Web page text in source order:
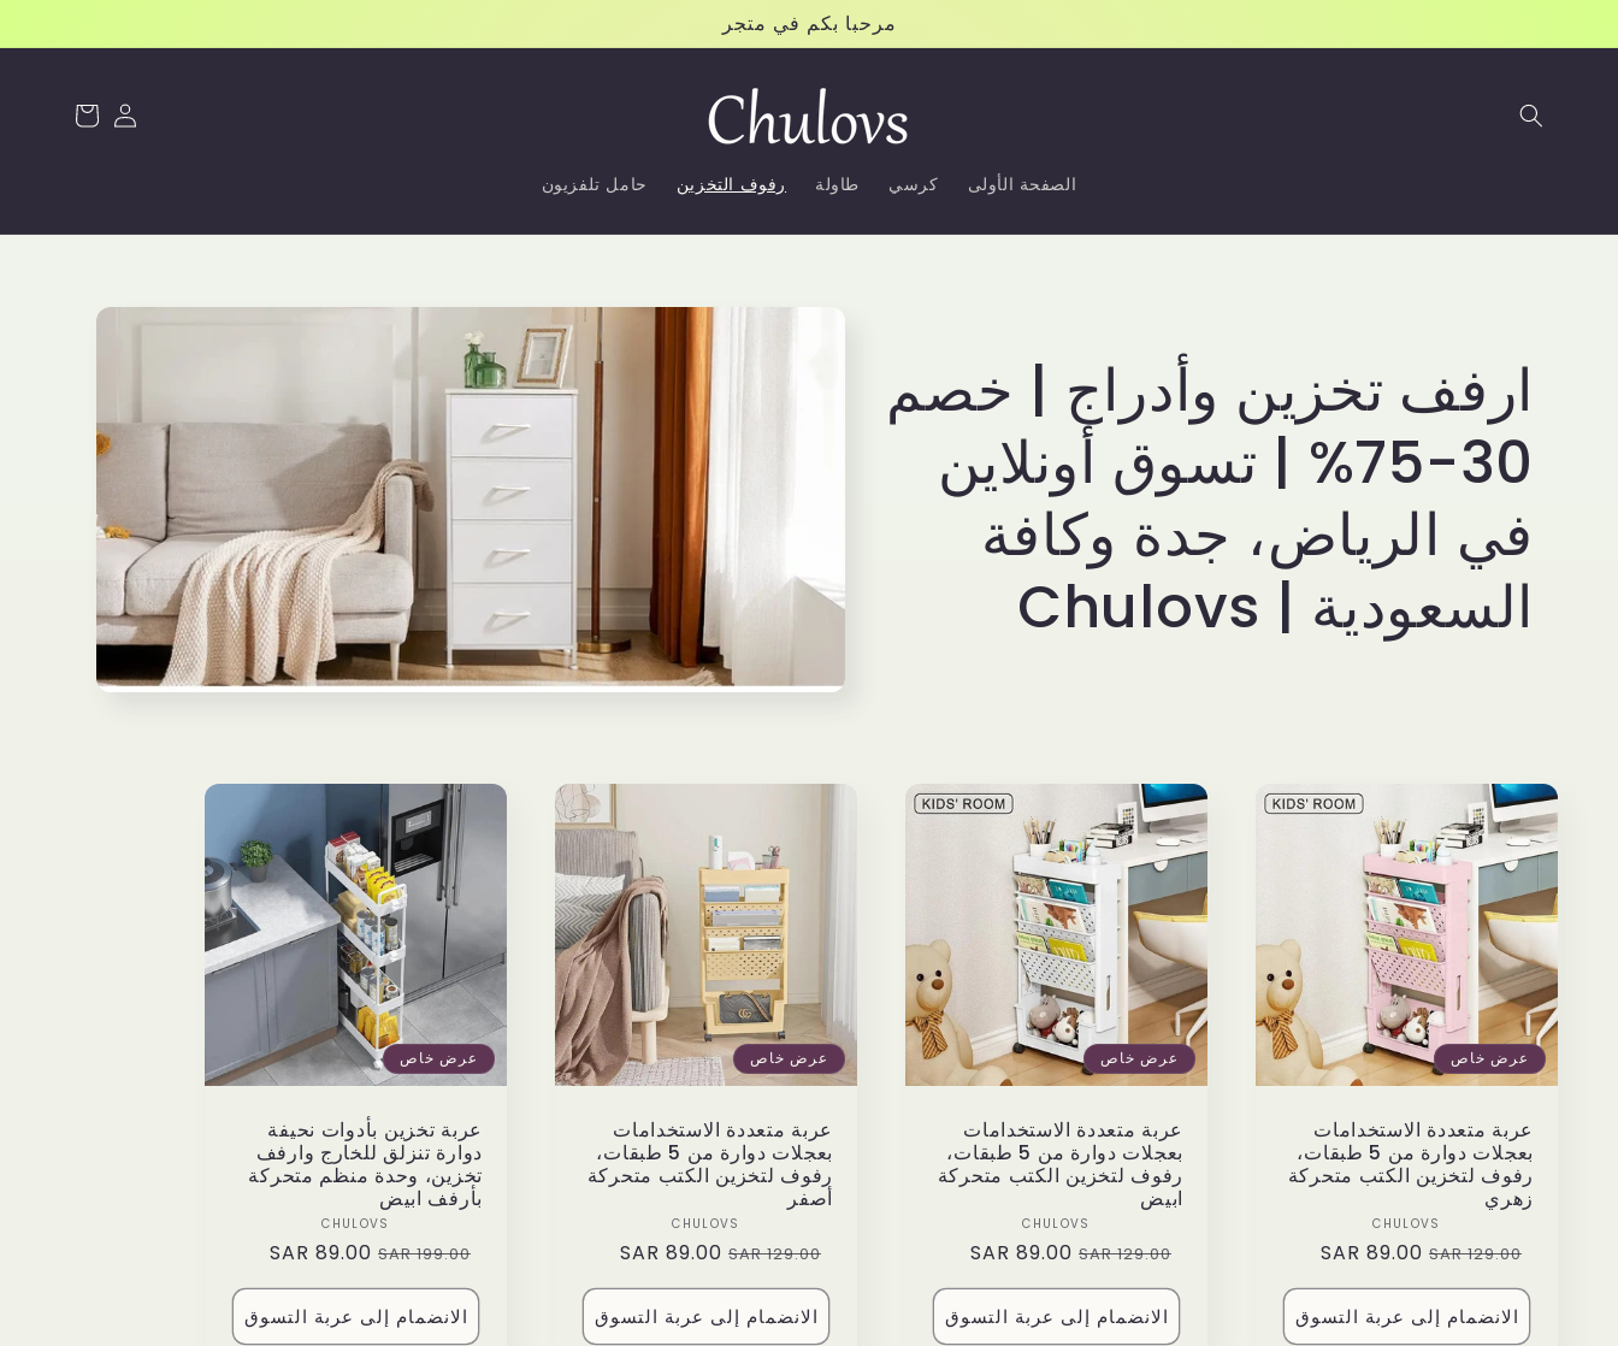
مرحبا بكم في متجر
الصفحة الأولى كرسي طاولة رفوف التخزين حامل تلفزيون
سجل Cart
C
o
l
l
t
i
o
n
:
ارفف تخزين وأدراج | خصم
30-75% | تسوق أونلاين
في الرياض، جدة وكافة
السعودية | Chulovs
عرض خاص
عربة متعددة الاستخدامات
بعجلات دوارة من 5 طبقات،
رفوف لتخزين الكتب متحركة
زهري
Vendor:
CHULOVS
Regular
price
129.00 SAR
Sale
price
89.00 SAR
الانضمام إلى عربة التسوق
عرض خاص
عربة متعددة الاستخدامات
بعجلات دوارة من 5 طبقات،
رفوف لتخزين الكتب متحركة
ابيض
Vendor:
CHULOVS
Regular
price
129.00 SAR
Sale
price
89.00 SAR
الانضمام إلى عربة التسوق
عرض خاص
عربة متعددة الاستخدامات
بعجلات دوارة من 5 طبقات،
رفوف لتخزين الكتب متحركة
أصفر
Vendor:
CHULOVS
Regular
price
129.00 SAR
Sale
price
89.00 SAR
الانضمام إلى عربة التسوق
عرض خاص
عربة تخزين بأدوات نحيفة
دوارة تنزلق للخارج وارفف
تخزين، وحدة منظم متحركة
بأرفف ابيض
Vendor:
CHULOVS
Regular
price
199.00 SAR
Sale
price
89.00 SAR
الانضمام إلى عربة التسوق